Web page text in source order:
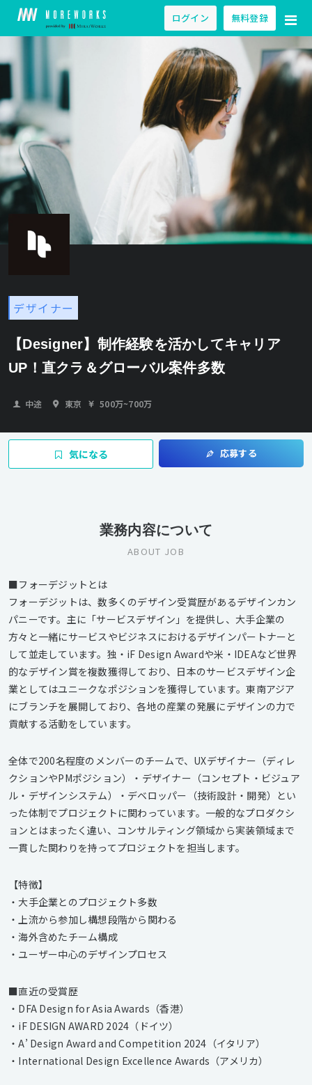
ログイン 無料登録
デザイナー
【Designer】制作経験を活かしてキャリア
UP！直クラ＆グローバル案件多数
中途 東京 500万~700万
気になる 応募する
業務内容について
ABOUT JOB
■フォーデジットとは
フォーデジットは、数多くのデザイン受賞歴があるデザインカン
パニーです。主に「サービスデザイン」を提供し、大手企業の
方々と一緒にサービスやビジネスにおけるデザインパートナーと
して並走しています。独・iF Design Awardや米・IDEAなど世界
的なデザイン賞を複数獲得しており、日本のサービスデザイン企
業としてはユニークなポジションを獲得しています。東南アジア
にブランチを展開しており、各地の産業の発展にデザインの力で
貢献する活動をしています。
全体で200名程度のメンバーのチームで、UXデザイナー（ディレ
クションやPMポジション）・デザイナー（コンセプト・ビジュア
ル・デザインシステム）・デベロッパー（技術設計・開発）とい
った体制でプロジェクトに関わっています。一般的なプロダクシ
ョンとはまったく違い、コンサルティング領域から実装領域まで
一貫した関わりを持ってプロジェクトを担当します。
【特徴】
・大手企業とのプロジェクト多数
・上流から参加し構想段階から関わる
・海外含めたチーム構成
・ユーザー中心のデザインプロセス
■直近の受賞歴
・DFA Design for Asia Awards（香港）
・iF DESIGN AWARD 2024（ドイツ）
・A’ Design Award and Competition 2024（イタリア）
・International Design Excellence Awards（アメリカ）